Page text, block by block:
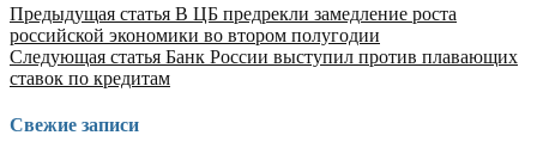
Продолжить
чтение
Предыдущая статья В ЦБ предрекли замедление роста
российской экономики во втором полугодии
Следующая статья Банк России выступил против плавающих
ставок по кредитам
Свежие записи